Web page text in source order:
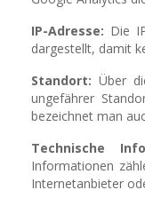
IP-Adresse: Die
dargestellt, damit
Standort: Über
ungefährer
bezeichnet man
Technische
Informationen
Internetanbieter